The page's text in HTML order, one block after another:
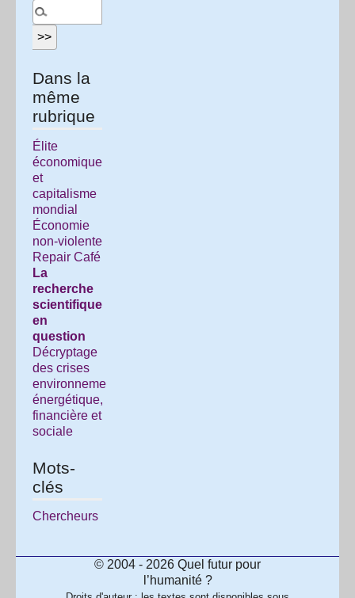
Dans la
même
rubrique
Élite
économique
et
capitalisme
mondial
Économie
non-violente
Repair Café
La
recherche
scientifique
en
question
Décryptage
des crises
environnementale,
énergétique,
financière et
sociale
Mots-
clés
Chercheurs
© 2004 - 2026 Quel futur pour
l’humanité ?